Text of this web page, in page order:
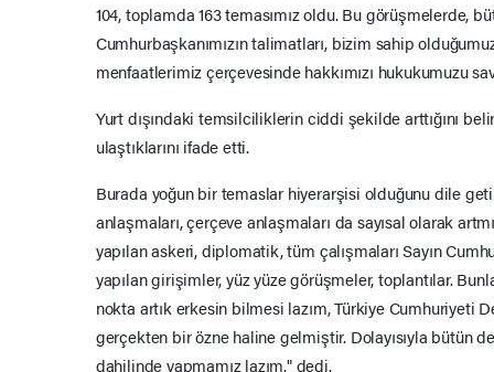
104, toplamda 163 temasımız oldu. Bu görüşmelerde,
Cumhurbaşkanımızın talimatları, bizim sahip
menfaatlerimiz çerçevesinde hakkımızı hukukumuzu
Yurt dışındaki temsilciliklerin ciddi şekilde arttığını
ulaştıklarını ifade etti.
Burada yoğun bir temaslar hiyerarşisi olduğunu dile
anlaşmaları, çerçeve anlaşmaları da sayısal olarak
yapılan askeri, diplomatik, tüm çalışmaları Sayın
yapılan girişimler, yüz yüze görüşmeler, toplantılar.
nokta artık erkesin bilmesi lazım, Türkiye Cumhuriyeti
gerçekten bir özne haline gelmiştir. Dolayısıyla bütün
dahilinde yapmamız lazım." dedi.